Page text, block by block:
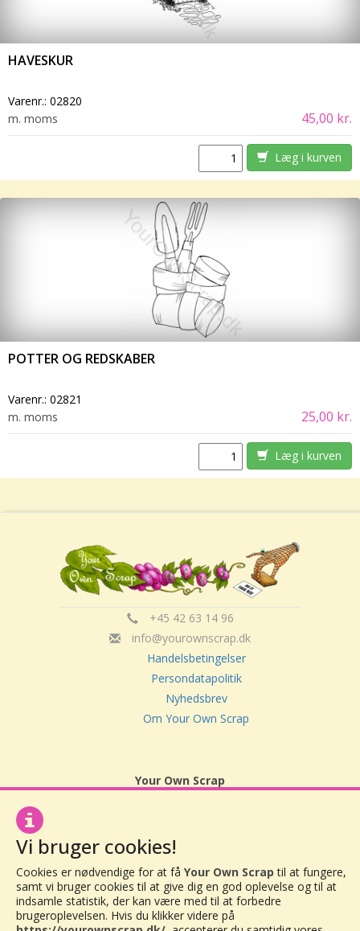
HAVESKUR
Varenr.: 02820
m. moms
45,00 kr.
Læg i kurven
POTTER OG REDSKABER
Varenr.: 02821
m. moms
25,00 kr.
Læg i kurven
+45 42 63 14 96
info@yourownscrap.dk
Handelsbetingelser
Persondatapolitik
Nyhedsbrev
Om Your Own Scrap
Your Own Scrap
Vi bruger cookies!
Cookies er nødvendige for at få Your Own Scrap til at fungere,
samt vi bruger cookies til at give dig en god oplevelse og til at
indsamle statistik, der kan være med til at forbedre
brugeroplevelsen. Hvis du klikker videre på